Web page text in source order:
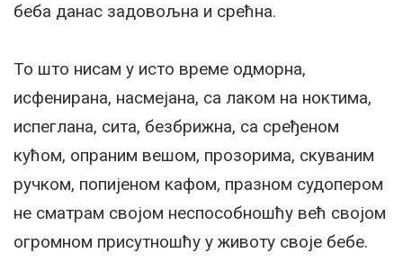
беба данас задовољна и срећна.
То што нисам у исто време одморна,
исфенирана, насмејана, са лаком на ноктима,
испеглана, сита, безбрижна, са сређеном
кућом, опраним вешом, прозорима, скуваним
ручком, попијеном кафом, празном судопером
не сматрам својом неспособношћу већ својом
огромном присутношћу у животу своје бебе.